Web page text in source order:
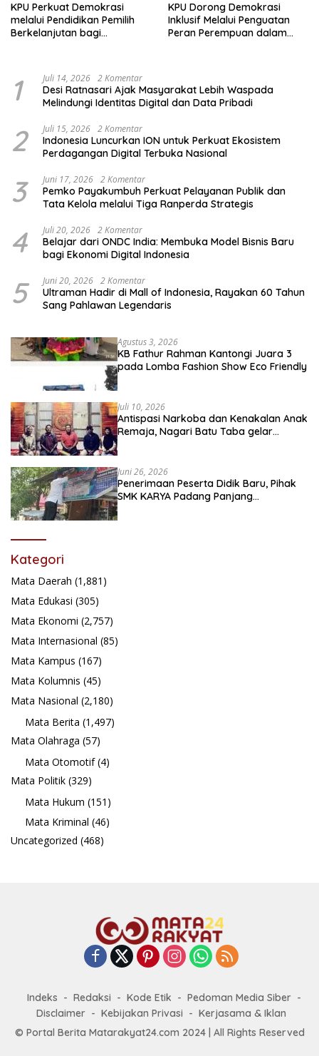
KPU Perkuat Demokrasi
melalui Pendidikan Pemilih
Berkelanjutan bagi
KPU Dorong Demokrasi
Inklusif Melalui Penguatan
Peran Perempuan dalam
1 Juli 14, 2026 2 Komentar
Desi Ratnasari Ajak Masyarakat Lebih Waspada
Melindungi Identitas Digital dan Data Pribadi
2 Juli 15, 2026 2 Komentar
Indonesia Luncurkan ION untuk Perkuat Ekosistem
Perdagangan Digital Terbuka Nasional
3 Juni 17, 2026 2 Komentar
Pemko Payakumbuh Perkuat Pelayanan Publik dan
Tata Kelola melalui Tiga Ranperda Strategis
4 Juli 20, 2026 2 Komentar
Belajar dari ONDC India: Membuka Model Bisnis Baru
bagi Ekonomi Digital Indonesia
5 Juni 20, 2026 2 Komentar
Ultraman Hadir di Mall of Indonesia, Rayakan 60 Tahun
Sang Pahlawan Legendaris
Agustus 3, 2026
KB Fathur Rahman Kantongi Juara 3
pada Lomba Fashion Show Eco Friendly
Juli 10, 2026
Antispasi Narkoba dan Kenakalan Anak
Remaja, Nagari Batu Taba gelar
Juni 26, 2026
Penerimaan Peserta Didik Baru, Pihak
SMK KARYA Padang Panjang
Kategori
Mata Daerah (1,881)
Mata Edukasi (305)
Mata Ekonomi (2,757)
Mata Internasional (85)
Mata Kampus (167)
Mata Kolumnis (45)
Mata Nasional (2,180)
Mata Berita (1,497)
Mata Olahraga (57)
Mata Otomotif(4)
Mata Politik (329)
Mata Hukum (151)
Mata Kriminal (46)
Uncategorized (468)
Indeks Redaksi Kode Etik
Pedoman Media Siber
Disclaimer
Kebijakan Privasi
Kerjasama & Iklan
© Portal Berita Matarakyat24.com 2024 | All Rights Reserved